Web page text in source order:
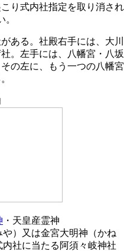
り式内社指定を取り消され
。
ある。社殿右手には、大川
。左手には、八幡宮・八坂
の左に、もう一つの八幡宮
・天皇産霊神
）又は金宮大明神（かね
社に当たる阿須々岐神社